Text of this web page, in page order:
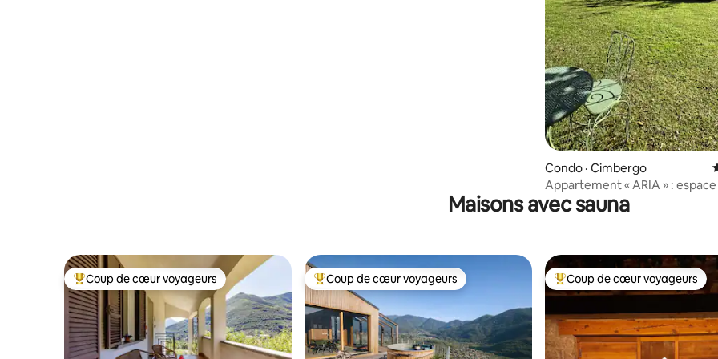
Condo · Cimbergo
Appartement « ARIA » :
vue imprenable
Maisons avec sauna
Coup de cœur voyageurs parmi les plus aimés
Coup de cœur voyageurs Coup de cœur voyageurs parmi les plus aimés
Coup de cœur voyageurs Coup de cœur voyageurs
Coup de cœur voyageurs